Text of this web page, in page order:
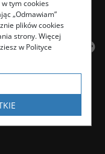
tym cookies
„Odmawiam”
plików cookies
strony. Więcej
w Polityce